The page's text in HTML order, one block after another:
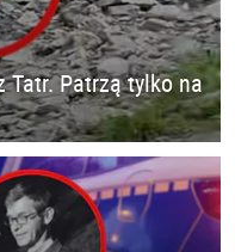
Tatr. Patrzą tylko na